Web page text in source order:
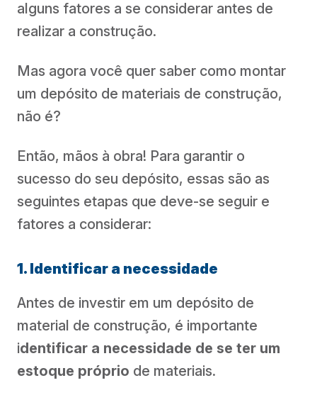
alguns fatores a se considerar antes de
realizar a construção.
Mas agora você quer saber como montar
um depósito de materiais de construção,
não é?
Então, mãos à obra! Para garantir o
sucesso do seu depósito, essas são as
seguintes etapas que deve-se seguir e
fatores a considerar:
1. Identificar a necessidade
Antes de investir em um depósito de
material de construção, é importante
identificar a necessidade de se ter um
estoque próprio de materiais.